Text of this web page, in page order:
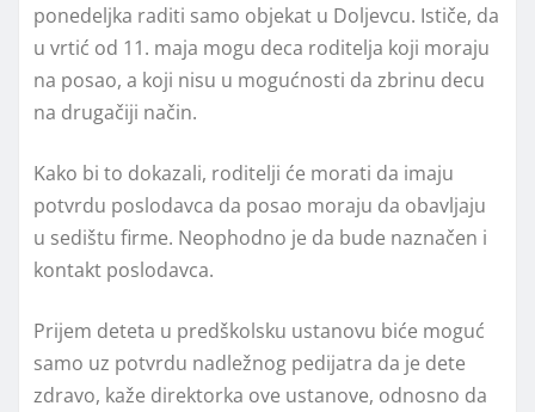
ponedeljka raditi samo objekat u Doljevcu. Ističe, da
u vrtić od 11. maja mogu deca roditelja koji moraju
na posao, a koji nisu u mogućnosti da zbrinu decu
na drugačiji način.
Kako bi to dokazali, roditelji će morati da imaju
potvrdu poslodavca da posao moraju da obavljaju
u sedištu firme. Neophodno je da bude naznačen i
kontakt poslodavca.
Prijem deteta u predškolsku ustanovu biće moguć
samo uz potvrdu nadležnog pedijatra da je dete
zdravo, kaže direktorka ove ustanove, odnosno da